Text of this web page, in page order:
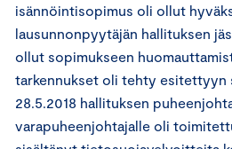
isännöintisopimus oli ollut
lausunnonpyytäjän hallituksen
ollut sopimukseen
tarkennukset oli tehty esitettyyn
28.5.2018 hallituksen
varapuheenjohtajalle oli